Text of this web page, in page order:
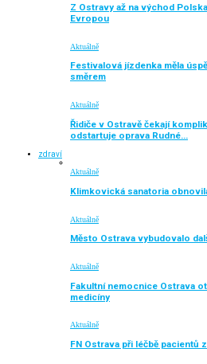
Z Ostravy až na východ
Evropou
Aktuálně
Festivalová jízdenka měla
směrem
Aktuálně
Řidiče v Ostravě čekají
odstartuje oprava Rudné…
zdraví
Aktuálně
Klimkovická sanatoria
Aktuálně
Město Ostrava vybudovalo
Aktuálně
Fakultní nemocnice Ostrava
medicíny
Aktuálně
FN Ostrava při léčbě pacientů